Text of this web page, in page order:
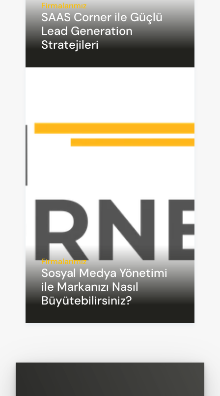
Firmalarımız
SAAS Corner ile Güçlü
Lead Generation
Stratejileri
Firmalarımız
Sosyal Medya Yönetimi
ile Markanızı Nasıl
Büyütebilirsiniz?